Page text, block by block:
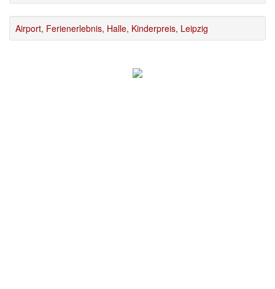
Airport, Ferienerlebnis, Halle, Kinderpreis, Leipzig